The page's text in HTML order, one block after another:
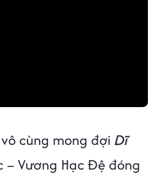
cùng mong đợi Dĩ
– Vương Hạc Đệ đóng